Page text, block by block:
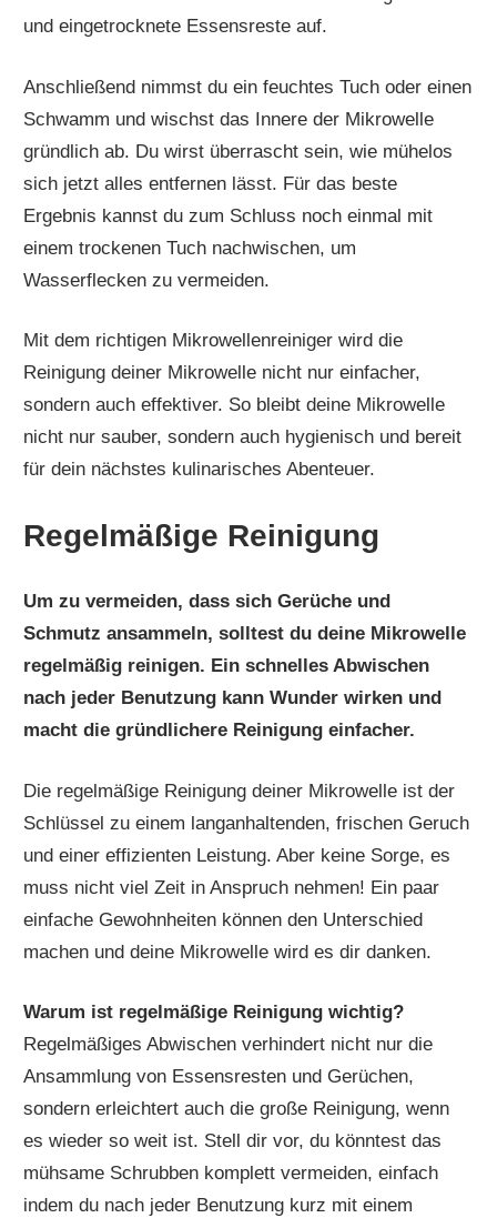
und eingetrocknete Essensreste auf.
Anschließend nimmst du ein feuchtes Tuch oder einen
Schwamm und wischst das Innere der Mikrowelle
gründlich ab. Du wirst überrascht sein, wie mühelos
sich jetzt alles entfernen lässt. Für das beste
Ergebnis kannst du zum Schluss noch einmal mit
einem trockenen Tuch nachwischen, um
Wasserflecken zu vermeiden.
Mit dem richtigen Mikrowellenreiniger wird die
Reinigung deiner Mikrowelle nicht nur einfacher,
sondern auch effektiver. So bleibt deine Mikrowelle
nicht nur sauber, sondern auch hygienisch und bereit
für dein nächstes kulinarisches Abenteuer.
Regelmäßige Reinigung
Um zu vermeiden, dass sich Gerüche und
Schmutz ansammeln, solltest du deine Mikrowelle
regelmäßig reinigen. Ein schnelles Abwischen
nach jeder Benutzung kann Wunder wirken und
macht die gründlichere Reinigung einfacher.
Die regelmäßige Reinigung deiner Mikrowelle ist der
Schlüssel zu einem langanhaltenden, frischen Geruch
und einer effizienten Leistung. Aber keine Sorge, es
muss nicht viel Zeit in Anspruch nehmen! Ein paar
einfache Gewohnheiten können den Unterschied
machen und deine Mikrowelle wird es dir danken.
Warum ist regelmäßige Reinigung wichtig?
Regelmäßiges Abwischen verhindert nicht nur die
Ansammlung von Essensresten und Gerüchen,
sondern erleichtert auch die große Reinigung, wenn
es wieder so weit ist. Stell dir vor, du könntest das
mühsame Schrubben komplett vermeiden, einfach
indem du nach jeder Benutzung kurz mit einem